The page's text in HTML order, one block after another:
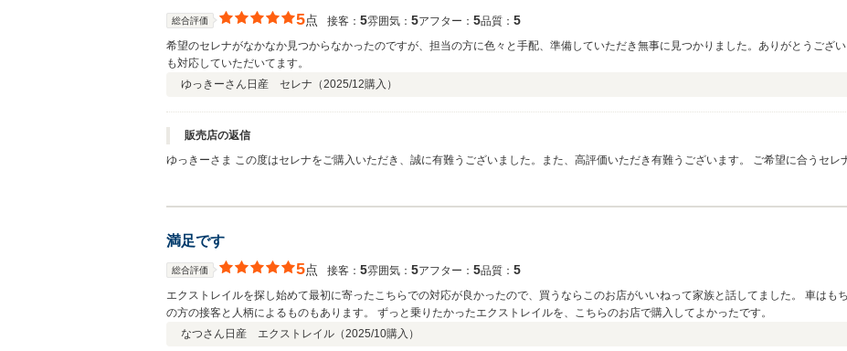
総合評価 5点 接客： 5雰囲気： 5アフター： 5品質： 5
希望のセレナがなかなか見つからなかったのですが、担当の方に色々と手配、準備していただき無事に見つかりました。ありがとうござ
も対応していただいてます。
ゆっきーさん 日産 セレナ（2025/12購入）
販売店の返信
ゆっきーさま この度はセレナをご購入いただき、誠に有難うございました。また、高評価いただき有難うございます。 ご希望に合うセレナがご用意できてホッとしております。 メ
満足です
総合評価 5点 接客： 5雰囲気： 5アフター： 5品質： 5
エクストレイルを探し始めて最初に寄ったこちらでの対応が良かったので、買うならこのお店がいいねって家族と話してました。 車はも
の方の接客と人柄によるものもあります。 ずっと乗りたかったエクストレイルを、こちらのお店で購入してよかったです。
なつさん 日産 エクストレイル（2025/10購入）